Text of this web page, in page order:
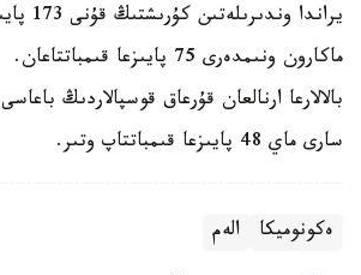
يراندا وندىرىلەتىن كۇرىشتىڭ قۇنى 173 پايىزعا ارتقان.
ماكارون ونىمدەرى 75 پايىزعا قىمباتتاعان.
بالالارعا ارنالعان قۇرعاق قوسپالاردىڭ باعاسى 71 پايىزعا وسكەن.
سارى ماي 48 پايىزعا قىمباتتاپ وتىر.
ەكونوميكا الەم